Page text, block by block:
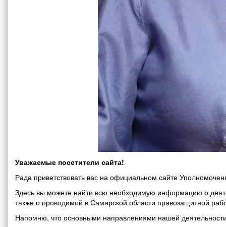
Уважаемые посетители сайта!
Рада приветствовать вас на официальном сайте
Здесь вы можете найти всю необходимую информацию о
также о проводимой в Самарской области правозащитной
Напомню, что основными направлениями нашей